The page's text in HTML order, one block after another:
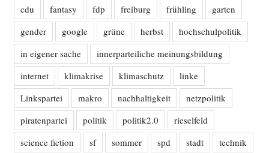
cdu
fantasy fdp freiburg frühling
garten
gender
google grüne herbst
hochschulpolitik
in eigener sache
innerparteiliche meinungsbildung
internet
klimakrise klimaschutz
linke
Linkspartei
makro nachhaltigkeit
netzpolitik
piratenpartei
politik politik2.0
rieselfeld
science fiction
sf sommer spd stadt
technik